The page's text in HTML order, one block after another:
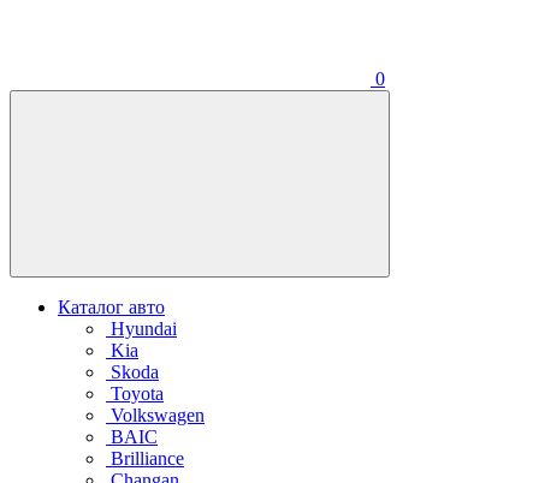
0
Каталог авто
Hyundai
Kia
Skoda
Toyota
Volkswagen
BAIC
Brilliance